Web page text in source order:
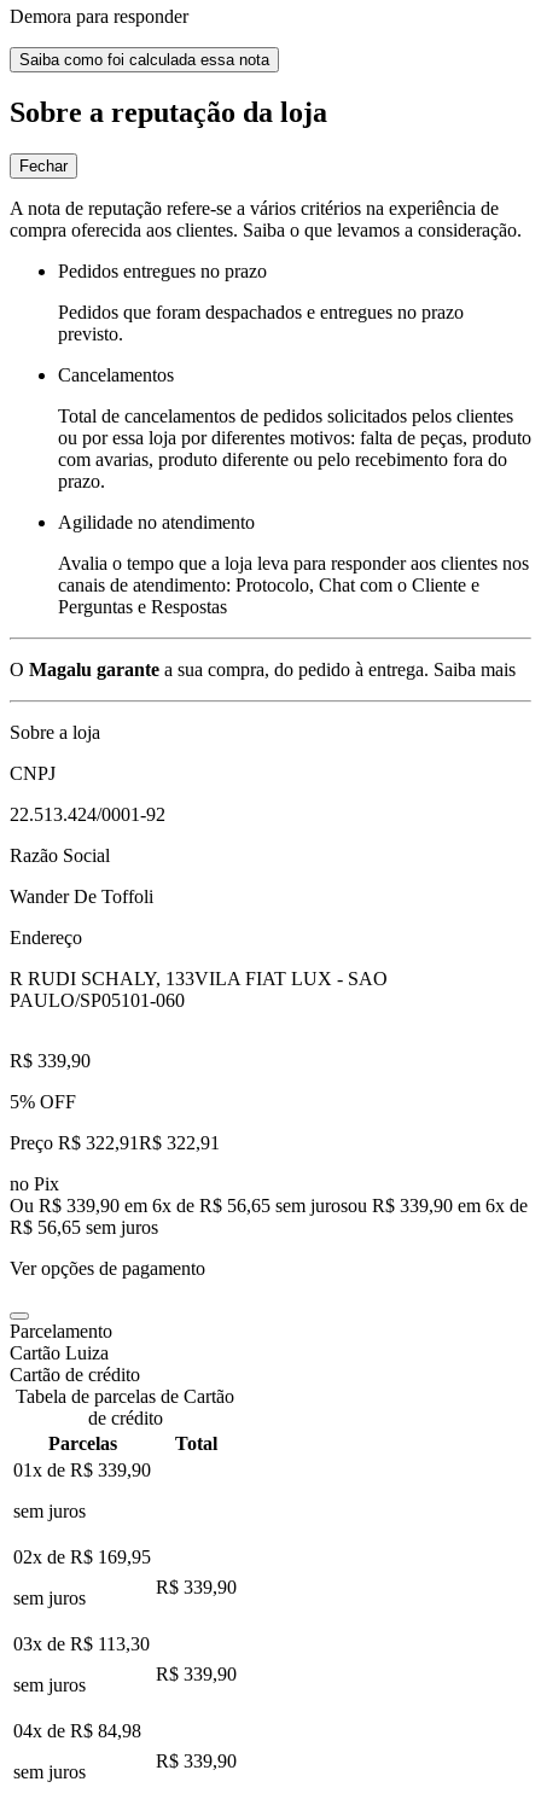
Demora para responder
Saiba como foi calculada essa nota
Sobre a reputação da loja
Fechar
A nota de reputação refere-se a vários critérios na experiência de
compra oferecida aos clientes. Saiba o que levamos a consideração.
Pedidos entregues no prazo
Pedidos que foram despachados e entregues no prazo
previsto.
Cancelamentos
Total de cancelamentos de pedidos solicitados pelos clientes
ou por essa loja por diferentes motivos: falta de peças, produto
com avarias, produto diferente ou pelo recebimento fora do
prazo.
Agilidade no atendimento
Avalia o tempo que a loja leva para responder aos clientes nos
canais de atendimento: Protocolo, Chat com o Cliente e
Perguntas e Respostas
O Magalu garante a sua compra, do pedido à entrega. Saiba mais
Sobre a loja
CNPJ
22.513.424/0001-92
Razão Social
Wander De Toffoli
Endereço
R RUDI SCHALY, 133VILA FIAT LUX - SAO
PAULO/SP05101-060
R$ 339,90
5% OFF
Preço R$ 322,91R$ 322,91
no Pix
Ou R$ 339,90 em 6x de R$ 56,65 sem jurosou R$ 339,90 em 6x de
R$ 56,65 sem juros
Ver opções de pagamento
Parcelamento
Cartão Luiza
Cartão de crédito
Tabela de parcelas de Cartão
de crédito
Parcelas
Total
01x de R$ 339,90
sem juros
02x de R$ 169,95
sem juros
R$ 339,90
03x de R$ 113,30
sem juros
R$ 339,90
04x de R$ 84,98
sem juros
R$ 339,90